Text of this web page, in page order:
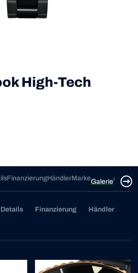
High-Tech
FinanzierungHändlerMarkeGalerie
Finanzierung Händler